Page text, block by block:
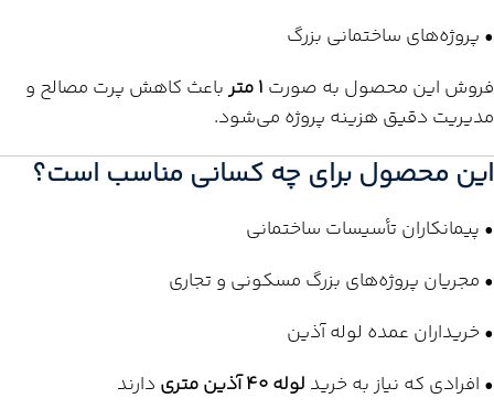
• پروژه‌های ساختمانی بزرگ
فروش این محصول به صورت 1 متر
باعث کاهش پرت مصالح و
مدیریت دقیق هزینه پروژه می‌شود.
این محصول برای چه کسانی مناسب است؟
• پیمانکاران تأسیسات ساختمانی
• مجریان پروژه‌های بزرگ مسکونی و تجاری
• خریداران عمده لوله آذین
• افرادی که نیاز به خرید لوله 40 آذین متری
دارند